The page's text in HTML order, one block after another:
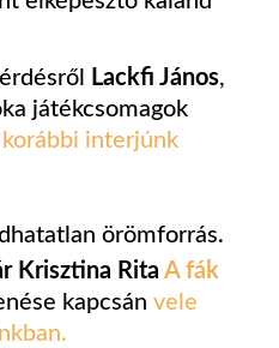
Lackfi János,
játékcsomagok
korábbi interjúnk
örömforrás.
Krisztina Rita A fák
kapcsán vele